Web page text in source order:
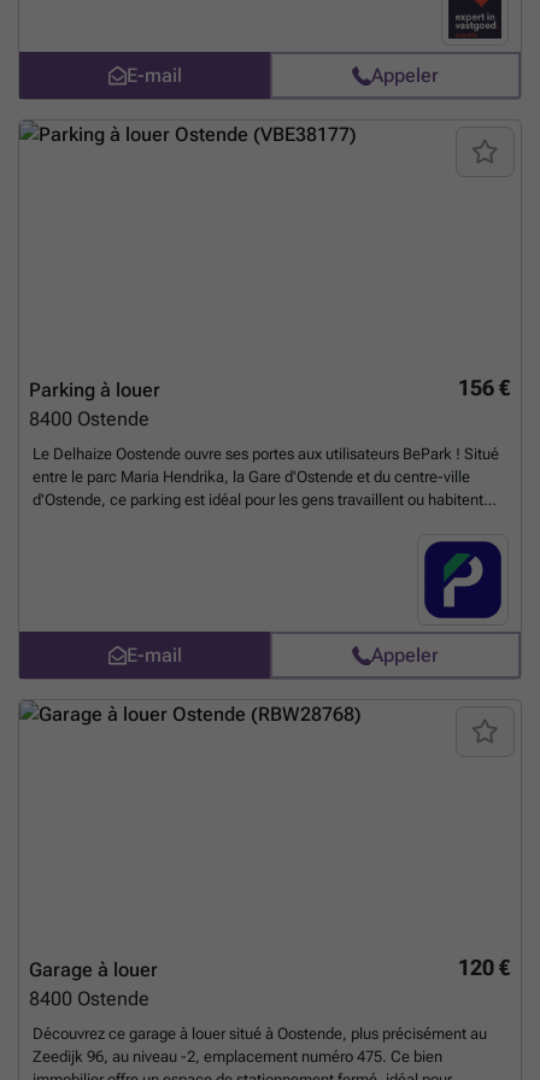
En savoir plus ?
E-mail Appeler
156 €
Parking à louer
8400 Ostende
Le Delhaize Oostende ouvre ses portes aux utilisateurs BePark ! Situé
entre le parc Maria Hendrika, la Gare d'Ostende et du centre-ville
d'Ostende, ce parking est idéal pour les gens travaillent ou habitent
réservez votre place de parking dès à présent ! Vous pouvez réserver
utm_source=ubiflow&utm_medium=referral&utm_campaign=parking
_listing&utm_content=beEn savoir plus ?
E-mail Appeler
120 €
Garage à louer
8400 Ostende
Découvrez ce garage à louer situé à Oostende, plus précisément au
Zeedijk 96, au niveau -2, emplacement numéro 475. Ce bien